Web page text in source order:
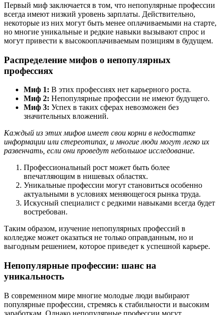
Первый миф заключается в том, что непопулярные профессии
всегда имеют низкий уровень зарплаты. Действительно,
некоторые из них могут быть менее оплачиваемыми на старте,
но многие уникальные и редкие навыки вызывают спрос и
могут привести к высокооплачиваемым позициям в будущем.
Распределение мифов о непопулярных
профессиях
Миф 1: В этих профессиях нет карьерного роста.
Миф 2: Непопулярные профессии не имеют будущего.
Миф 3: Успех в таких сферах невозможен без
значительных вложений.
Каждый из этих мифов имеет свои корни в недостатке
информации или стереотипах, и многие люди могут легко их
развенчать, если они проведут небольшое исследование.
Профессиональный рост может быть более
впечатляющим в нишевых областях.
Уникальные профессии могут становиться особенно
актуальными в условиях меняющегося рынка труда.
Искусный специалист с редкими навыками всегда будет
востребован.
Таким образом, изучение непопулярных профессий в
колледже может оказаться не только оправданным, но и
выгодным решением, которое приведет к успешной карьере.
Непопулярные профессии: шанс на
уникальность
В современном мире многие молодые люди выбирают
популярные профессии, стремясь к стабильности и высоким
заработкам. Однако непопулярные профессии могут